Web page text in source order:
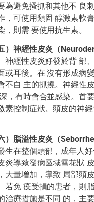
為避免搔抓和其他不 良
，可使用類固 醇激素軟
，則需 要使用抗生素。
五）神經性皮炎（
神經性皮炎好發於背 部
或耳後。在 沒有形成病
不自 主的抓撓。神經性
，有時會合並感染。首
素控制症狀。頭皮的神
六）脂溢性皮炎（
生在整個頭部，成年人
炎導致發病區域雪花狀
大量增加，導致 局部頭
若免 疫受損的患者，則
治療措施是不同 的，主